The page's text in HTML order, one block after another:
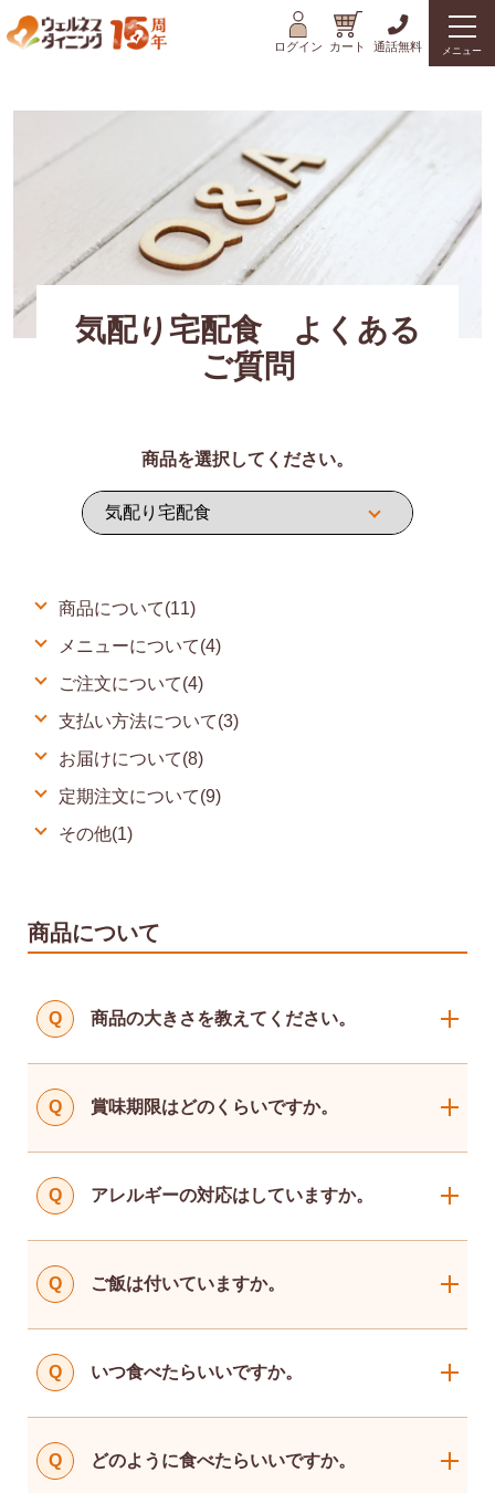
ログイン カート 通話無料 メニュー
気配り宅配食 よくある
ご質問
商品を選択してください。
商品について(11)
メニューについて(4)
ご注文について(4)
支払い方法について(3)
お届けについて(8)
定期注文について(9)
その他(1)
商品について
Q 商品の大きさを教えてください。
Q 賞味期限はどのくらいですか。
Q アレルギーの対応はしていますか。
Q ご飯は付いていますか。
Q いつ食べたらいいですか。
Q どのように食べたらいいですか。